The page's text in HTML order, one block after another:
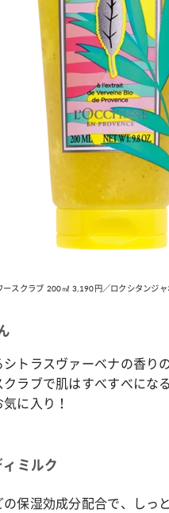
スクラブ 200㎖ 3,190円／ロクシタンジャ
トラスヴァーベナの香り
ラブで肌はすべすべにな
に入り！
ミルク
保湿効成分配合で、しっ
占い
8月20日の運勢は？